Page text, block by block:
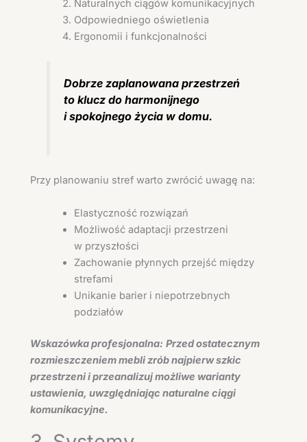
Naturalnych ciągów komunikacyjnych
Odpowiedniego oświetlenia
Ergonomii i funkcjonalności
Dobrze zaplanowana przestrzeń
to klucz do harmonijnego
i spokojnego życia w domu.
Przy planowaniu stref warto zwrócić uwagę na:
Elastyczność rozwiązań
Możliwość adaptacji przestrzeni
w przyszłości
Zachowanie płynnych przejść między
strefami
Unikanie barier i niepotrzebnych
podziałów
Wskazówka profesjonalna: Przed ostatecznym
rozmieszczeniem mebli zrób najpierw szkic
przestrzeni i przeanalizuj możliwe warianty
ustawienia, uwzględniając naturalne ciągi
komunikacyjne.